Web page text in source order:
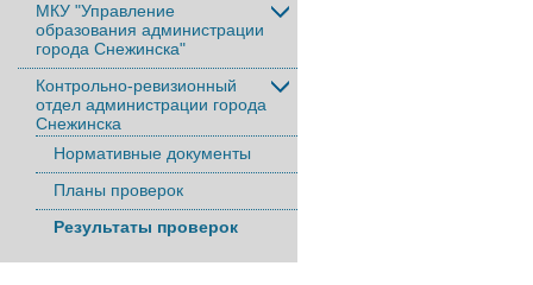
МКУ "Управление
образования администрации
города Снежинска"
Контрольно-ревизионный
отдел администрации города
Снежинска
Нормативные документы
Планы проверок
Результаты проверок